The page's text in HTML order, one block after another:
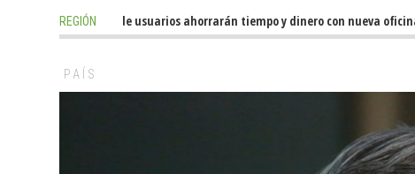
REGIÓN
- Miles de usuarios ahorrarán tiempo y dinero con nueva oficina
PAÍS